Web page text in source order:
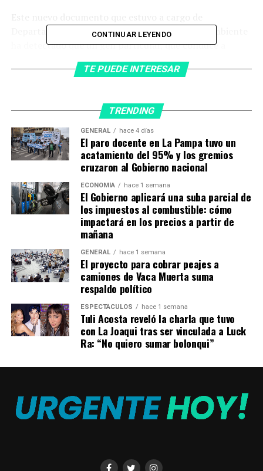
Departamento de Genética, Evolución y Medioambiente
ha detectado que un gen particular, que conduce a
nariz más alta(de arriba a abajo), puede haber sido
producto de la selección natural cuando los humanos
El coautor de la investigación, Kaustubh Adhikari,
informó: “En los últimos 15 años, desde que se
secuenció el genoma del neandertal, hemos podido
aprender que nuestros propios ancestros
aparentemente se cruzaron con ellos, quienes nos
dejaron pedacitos de suADN. Aquí, detectamos que algo
de esta herencia influye en la forma de nuestras caras.
Esto podría haber sido útil para nuestros antepasados,
ya que se ha transmitido durante miles de
generaciones”.
CONTINUAR LEYENDO
TE PUEDE INTERESAR
TRENDING
GENERAL hace 4 días
El paro docente en La Pampa tuvo un
acatamiento del 95% y los gremios
cruzaron al Gobierno nacional
ECONOMÍA hace 1 semana
El Gobierno aplicará una suba parcial de
los impuestos al combustible: cómo
impactará en los precios a partir de
mañana
GENERAL hace 1 semana
El proyecto para cobrar peajes a
camiones de Vaca Muerta suma
respaldo político
ESPECTÁCULOS hace 1 semana
Tuli Acosta reveló la charla que tuvo
con La Joaqui tras ser vinculada a Luck
Ra: “No quiero sumar bolonqui”